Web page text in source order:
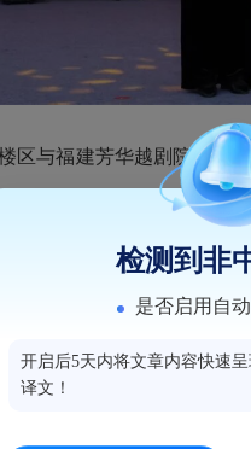
区与福建芳华越剧院携手
极助力福建省“周末戏
色小剧场”牌匾，标志着社
检测到非
是否启用自
开启后5天内将文章内容快速
译文！